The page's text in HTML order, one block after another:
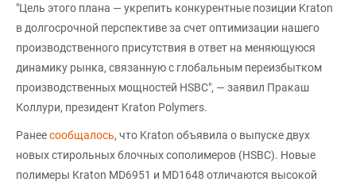
"Цель этого плана — укрепить конкурентные позиции Kraton
в долгосрочной перспективе за счет оптимизации нашего
производственного присутствия в ответ на меняющуюся
динамику рынка, связанную с глобальным переизбытком
производственных мощностей HSBC", — заявил Пракаш
Коллури, президент Kraton Polymers.
Ранеесообщалось, что Kraton объявила о выпуске двух
новых стирольных блочных сополимеров (HSBC). Новые
полимеры Kraton MD6951 и MD1648 отличаются высокой